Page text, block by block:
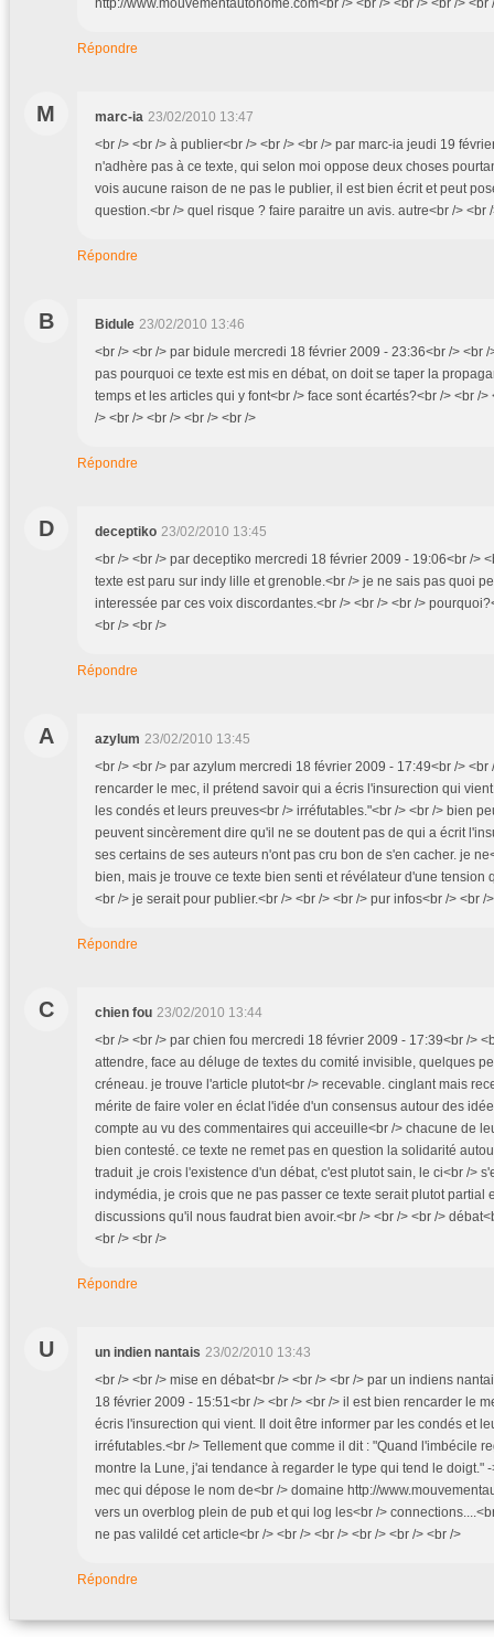
http://www.mouvementautonome.com<br /> <br /> <br /> <br /> <br
Répondre
M marc-ia 23/02/2010 13:47
<br /> <br /> à publier<br /> <br /> <br /> par marc-ia jeudi 19
n'adhère pas à ce texte, qui selon moi oppose deux choses
vois aucune raison de ne pas le publier, il est bien écrit et peut
question.<br /> quel risque ? faire paraitre un avis. autre<br /> <br
Répondre
B Bidule 23/02/2010 13:46
<br /> <br /> par bidule mercredi 18 février 2009 - 23:36<br /> <br
pas pourquoi ce texte est mis en débat, on doit se taper la
temps et les articles qui y font<br /> face sont écartés?<br /> <br /
/> <br /> <br /> <br /> <br />
Répondre
D deceptiko 23/02/2010 13:45
<br /> <br /> par deceptiko mercredi 18 février 2009 - 19:06<br />
texte est paru sur indy lille et grenoble.<br /> je ne sais pas quoi
interessée par ces voix discordantes.<br /> <br /> <br />
<br /> <br />
Répondre
A azylum 23/02/2010 13:45
<br /> <br /> par azylum mercredi 18 février 2009 - 17:49<br /> <br
rencarder le mec, il prétend savoir qui a écris l'insurection qui
les condés et leurs preuves<br /> irréfutables."<br /> <br /> bien
peuvent sincèrement dire qu'il ne se doutent pas de qui a écrit
ses certains de ses auteurs n'ont pas cru bon de s'en cacher. je
bien, mais je trouve ce texte bien senti et révélateur d'une tension
<br /> je serait pour publier.<br /> <br /> <br /> pur infos<br /> <br /
Répondre
C chien fou 23/02/2010 13:44
<br /> <br /> par chien fou mercredi 18 février 2009 - 17:39<br />
attendre, face au déluge de textes du comité invisible, quelques
créneau. je trouve l'article plutot<br /> recevable. cinglant mais
mérite de faire voler en éclat l'idée d'un consensus autour des
compte au vu des commentaires qui acceuille<br /> chacune de
bien contesté. ce texte ne remet pas en question la solidarité
traduit ,je crois l'existence d'un débat, c'est plutot sain, le ci<br />
indymédia, je crois que ne pas passer ce texte serait plutot partial
discussions qu'il nous faudrat bien avoir.<br /> <br /> <br />
<br /> <br />
Répondre
U un indien nantais 23/02/2010 13:43
<br /> <br /> mise en débat<br /> <br /> <br /> par un indiens
18 février 2009 - 15:51<br /> <br /> <br /> il est bien rencarder le
écris l'insurection qui vient. Il doit être informer par les condés et
irréfutables.<br /> Tellement que comme il dit : "Quand l'imbécile
montre la Lune, j'ai tendance à regarder le type qui tend le doigt."
mec qui dépose le nom de<br /> domaine http://
vers un overblog plein de pub et qui log les<br />
ne pas valildé cet article<br /> <br /> <br /> <br /> <br /> <br />
Répondre